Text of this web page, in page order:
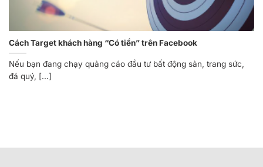
Cách Target khách hàng “Có tiền” trên Facebook
Nếu bạn đang chạy quảng cáo đầu tư bất động sản, trang sức,
đá quý, [...]